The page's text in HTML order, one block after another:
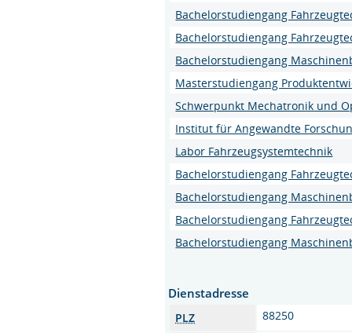
Bachelorstudiengang
Bachelorstudiengang
Bachelorstudiengang
Masterstudiengang
Schwerpunkt Mechatronik und
Institut für Angewandte
Labor Fahrzeugsystemtechnik
Bachelorstudiengang
Bachelorstudiengang
Bachelorstudiengang
Bachelorstudiengang
Dienstadresse
PLZ
88250